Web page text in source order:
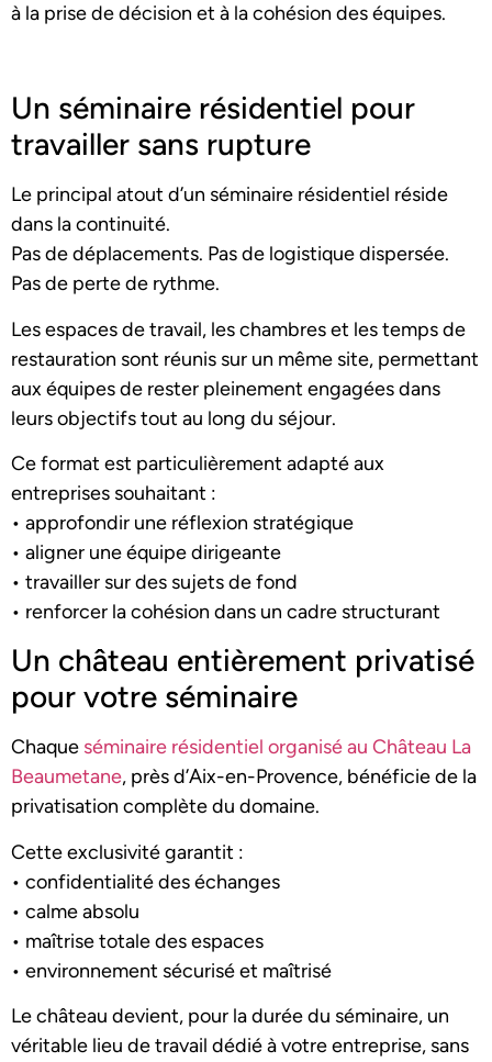
à la prise de décision et à la cohésion des équipes.
Un séminaire résidentiel pour
travailler sans rupture
Le principal atout d’un séminaire résidentiel réside
dans la continuité.
Pas de déplacements. Pas de logistique dispersée.
Pas de perte de rythme.
Les espaces de travail, les chambres et les temps de
restauration sont réunis sur un même site, permettant
aux équipes de rester pleinement engagées dans
leurs objectifs tout au long du séjour.
Ce format est particulièrement adapté aux
entreprises souhaitant :
• approfondir une réflexion stratégique
• aligner une équipe dirigeante
• travailler sur des sujets de fond
• renforcer la cohésion dans un cadre structurant
Un château entièrement privatisé
pour votre séminaire
Chaque séminaire résidentiel organisé au Château La
Beaumetane, près d’Aix-en-Provence, bénéficie de la
privatisation complète du domaine.
Cette exclusivité garantit :
• confidentialité des échanges
• calme absolu
• maîtrise totale des espaces
• environnement sécurisé et maîtrisé
Le château devient, pour la durée du séminaire, un
véritable lieu de travail dédié à votre entreprise, sans